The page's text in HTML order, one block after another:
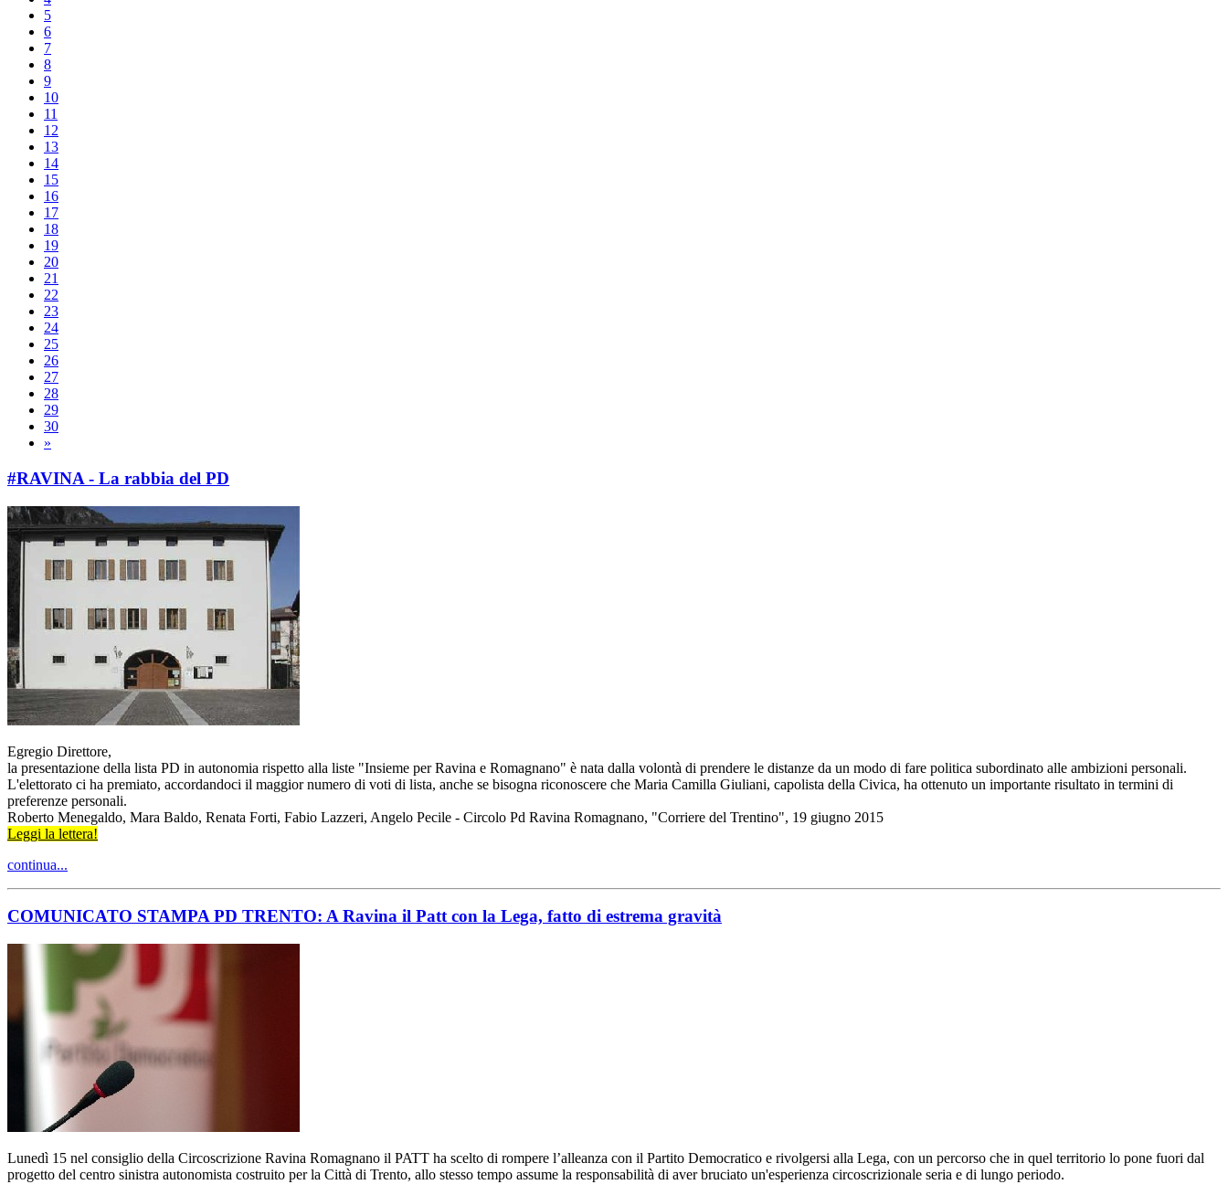
5
6
7
8
9
10
11
12
13
14
15
16
17
18
19
20
21
22
23
24
25
26
27
28
29
30
»
#RAVINA - La rabbia del PD
Egregio Direttore,
la presentazione della lista PD in autonomia rispetto alla liste "Insieme per Ravina e Romagnano" è nata dalla volontà di prendere le distanze da un modo di fare politica subordinato alle ambizioni personali.
L'elettorato ci ha premiato, accordandoci il maggior numero di voti di lista, anche se bisogna riconoscere che Maria Camilla Giuliani, capolista della Civica, ha ottenuto un importante risultato in termini di
preferenze personali.
Roberto Menegaldo, Mara Baldo, Renata Forti, Fabio Lazzeri, Angelo Pecile - Circolo Pd Ravina Romagnano, "Corriere del Trentino", 19 giugno 2015
Leggi la lettera!
continua...
COMUNICATO STAMPA PD TRENTO: A Ravina il Patt con la Lega, fatto di estrema gravità
Lunedì 15 nel consiglio della Circoscrizione Ravina Romagnano il PATT ha scelto di rompere l’alleanza con il Partito Democratico e rivolgersi alla Lega, con un percorso che in quel territorio lo pone fuori dal
progetto del centro sinistra autonomista costruito per la Città di Trento, allo stesso tempo assume la responsabilità di aver bruciato un'esperienza circoscrizionale seria e di lungo periodo.